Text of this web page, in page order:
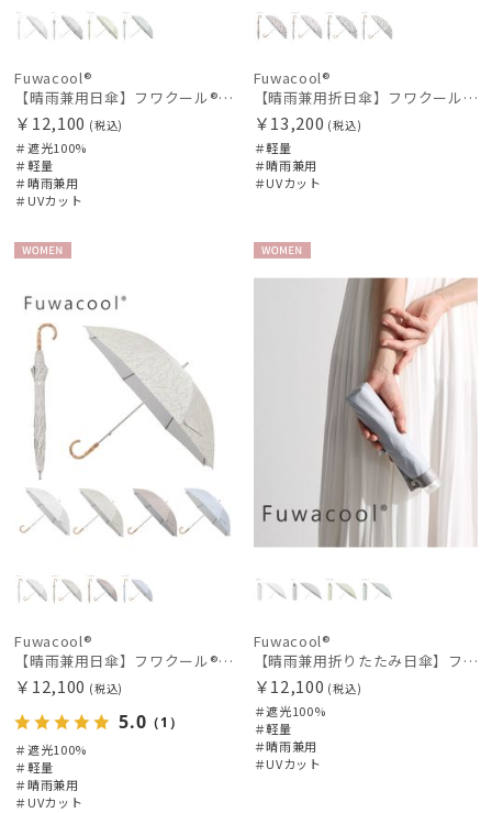
Fuwacool®
【晴雨兼用日傘】フワクール®ホワイト（Fuwacool® White）グリッターリボン 遮光100 UV100
￥12,100 (税込)
＃遮光100%
＃軽量
＃晴雨兼用
＃UVカット
Fuwacool®
【晴雨兼用折日傘】フワクール®ホワイト（Fuwacool® White）ボタニカル 遮光100% 遮熱 UV100%
￥13,200 (税込)
＃軽量
＃晴雨兼用
＃UVカット
N
Fuwacool®
【晴雨兼用日傘】フワクール®ホワイト（Fuwacool® White）ラインフラワー 遮光100 UV100
￥12,100 (税込)
5.0 （1）
＃遮光100%
＃軽量
＃晴雨兼用
＃UVカット
Fuwacool®
【晴雨兼用折りたたみ日傘】フワクール®ホワイト（Fuwacool® White）グリッターリボン 遮光100 UV100
￥12,100 (税込)
＃遮光100%
＃軽量
＃晴雨兼用
＃UVカット